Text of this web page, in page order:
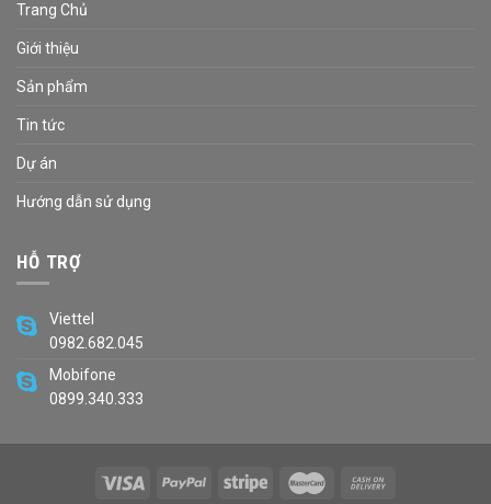
Trang Chủ
Giới thiệu
Sản phẩm
Tin tức
Dự án
Hướng dẫn sử dụng
HỖ TRỢ
Viettel
0982.682.045
Mobifone
0899.340.333